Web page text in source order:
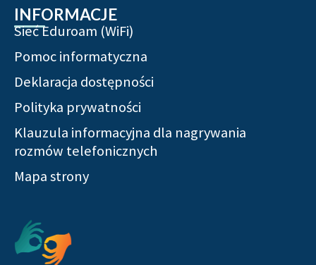
INFORMACJE
Sieć Eduroam (WiFi)
Pomoc informatyczna
Deklaracja dostępności
Polityka prywatności
Klauzula informacyjna dla nagrywania
rozmów telefonicznych
Mapa strony
Serwisy społecznościowe